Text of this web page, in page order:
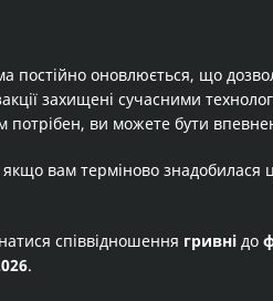
оновлюється, що
захищені сучасними
ви можете бути
якщо вам терміново знадобилася
співвідношення гривні до
.